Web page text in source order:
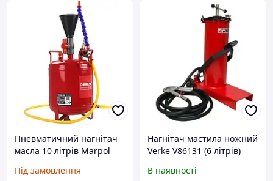
Пневматичний нагнітач
масла 10 літрів Marpol
Під замовлення
Нагнітач мастила ножний
Verke V86131 (6 літрів)
В наявності